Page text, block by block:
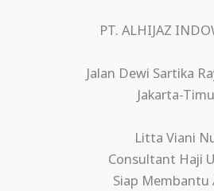
PT. ALHIJAZ
Jalan Dewi Sartika
Jakarta-
Litta Viani
Consultant Haji
Siap Membantu